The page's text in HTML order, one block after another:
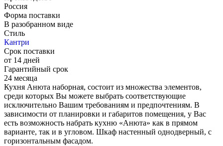
Россия
Форма поставки
В разобранном виде
Стиль
Кантри
Срок поставки
от 14 дней
Гарантийный срок
24 месяца
Кухня Анюта наборная, состоит из множества элементов,
среди которых Вы можете выбрать соответствующие
исключительно Вашим требованиям и предпочтениям. В
зависимости от планировки и габаритов помещения, у Вас
есть возможность набрать кухню «Анюта» как в прямом
варианте, так и в угловом. Шкаф настенный однодверный, с
горизонтальным фасадом.